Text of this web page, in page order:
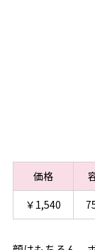
価格
￥1,540